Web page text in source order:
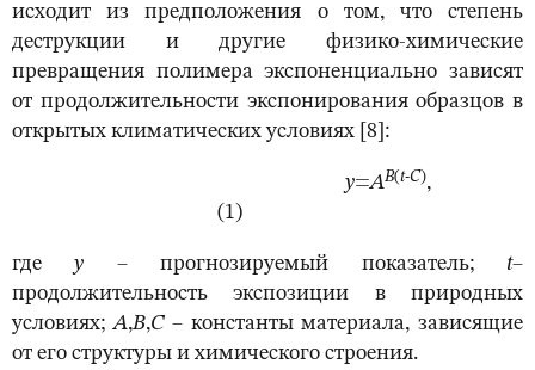
исходит из предположения о том, что степень
деструкции и другие физико-химические
превращения полимера экспоненциально зависят
от продолжительности экспонирования образцов в
открытых климатических условиях [8]:
у=АВ(t-C),
(1)
гдеy – прогнозируемый показатель; t–
продолжительность экспозиции в природных
условиях;A,B,C– константы материала, зависящие
от его структуры и химического строения.